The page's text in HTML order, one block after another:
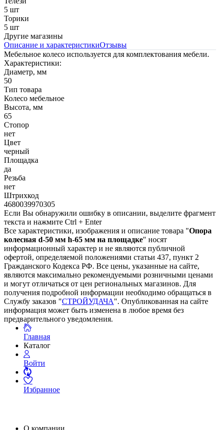
5 шт
Торики
5 шт
Другие магазины
Описание и характеристикиОтзывы
Мебельное колесо используется для комплектования мебели.
Характеристики:
Диаметр, мм
50
Тип товара
Колесо мебельное
Высота, мм
65
Стопор
нет
Цвет
черный
Площадка
да
Резьба
нет
Штрихкод
4680039970305
Если Вы обнаружили ошибку в описании, выделите фрагмент
текста и нажмите Ctrl + Enter
Все характеристики, изображения и описание товара "Опора
колесная d-50 мм h-65 мм на площадке" носят
информационный характер и не являются публичной
офертой, определяемой положениями статьи 437, пункт 2
Гражданского Кодекса РФ. Все цены, указанные на сайте,
являются максимально рекомендуемыми розничными ценами
и могут отличаться от цен региональных магазинов. Для
получения подробной информации необходимо обращаться в
Службу заказов "СТРОЙУДАЧА". Опубликованная на сайте
информация может быть изменена в любое время без
предварительного уведомления.
Главная
Каталог
Войти
Избранное